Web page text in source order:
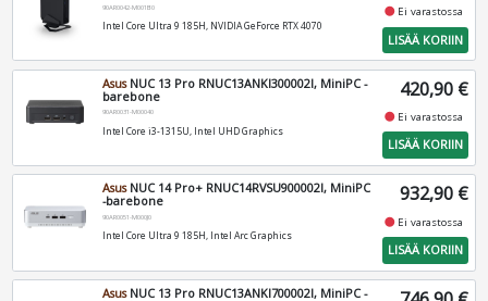
90AR0042-M001B0
Intel Core Ultra 9 185H, NVIDIA GeForce RTX 4070
fiber_manual_record Ei varastossa
LISÄÄ KORIIN
AsusNUC 13 Pro RNUC13ANKI300002I, MiniPC -
barebone
90AR0031-M00040
Intel Core i3-1315U, Intel UHD Graphics
420,90 €
fiber_manual_record Ei varastossa
LISÄÄ KORIIN
AsusNUC 14 Pro+ RNUC14RVSU900002I, MiniPC
-barebone
90AR0051-M000J0
Intel Core Ultra 9 185H, Intel Arc Graphics
932,90 €
fiber_manual_record Ei varastossa
LISÄÄ KORIIN
AsusNUC 13 Pro RNUC13ANKI700002I, MiniPC -